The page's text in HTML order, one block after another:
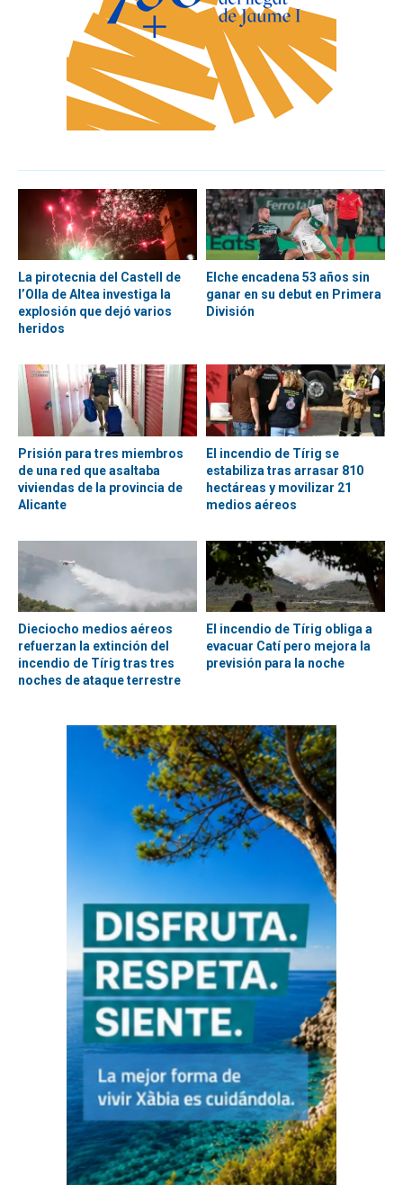
La pirotecnia del Castell de
l’Olla de Altea investiga la
explosión que dejó varios
heridos
Elche encadena 53 años sin
ganar en su debut en Primera
División
Prisión para tres miembros
de una red que asaltaba
viviendas de la provincia de
Alicante
El incendio de Tírig se
estabiliza tras arrasar 810
hectáreas y movilizar 21
medios aéreos
Dieciocho medios aéreos
refuerzan la extinción del
incendio de Tírig tras tres
noches de ataque terrestre
El incendio de Tírig obliga a
evacuar Catí pero mejora la
previsión para la noche